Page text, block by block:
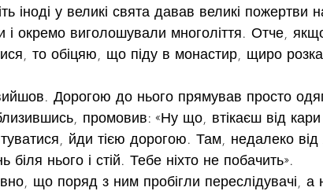
іноді у великі свята давав великі пожертви
і окремо виголошували многоліття. Отче,
то обіцяю, що піду в монастир, щиро
Дорогою до нього прямував просто
промовив: «Ну що, втікаєш від кари
йди тією дорогою. Там, недалеко від
нього і стій. Тебе ніхто не побачить».
що поряд з ним пробігли переслідувачі, а